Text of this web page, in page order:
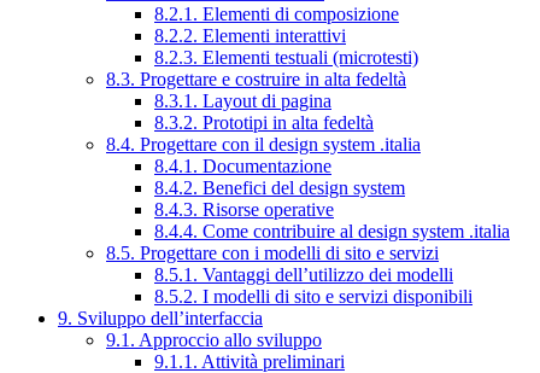
8.2.1. Elementi di composizione
8.2.2. Elementi interattivi
8.2.3. Elementi testuali (microtesti)
8.3. Progettare e costruire in alta fedeltà
8.3.1. Layout di pagina
8.3.2. Prototipi in alta fedeltà
8.4. Progettare con il design system .italia
8.4.1. Documentazione
8.4.2. Benefici del design system
8.4.3. Risorse operative
8.4.4. Come contribuire al design system .italia
8.5. Progettare con i modelli di sito e servizi
8.5.1. Vantaggi dell’utilizzo dei modelli
8.5.2. I modelli di sito e servizi disponibili
9. Sviluppo dell’interfaccia
9.1. Approccio allo sviluppo
9.1.1. Attività preliminari